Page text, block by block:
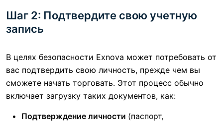
Шаг 2: Подтвердите свою учетную
запись
В целях безопасности Exnova может потребовать от
вас подтвердить свою личность, прежде чем вы
сможете начать торговать. Этот процесс обычно
включает загрузку таких документов, как:
Подтверждение личности (паспорт,